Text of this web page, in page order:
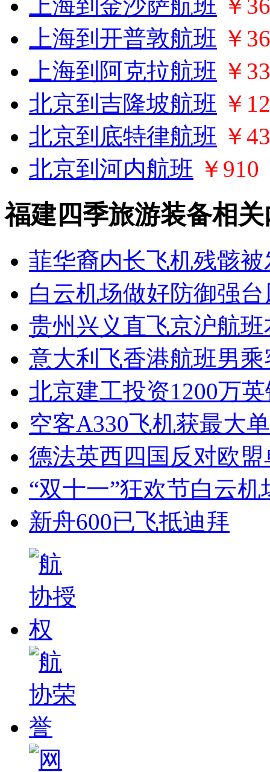
上海到金沙萨航班 ￥
上海到开普敦航班 ￥
上海到阿克拉航班 ￥
北京到吉隆坡航班 ￥
北京到底特律航班 ￥
北京到河内航班 ￥910
福建四季旅游装备相
菲华裔内长飞机残骸
白云机场做好防御强
贵州兴义直飞京沪航
意大利飞香港航班男
北京建工投资1200万
空客A330飞机获最大
德法英西四国反对欧
“双十一”狂欢节白云机
新舟600已飞抵迪拜